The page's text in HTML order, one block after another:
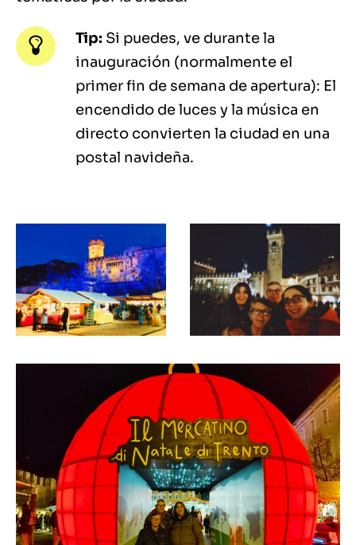
Tip: Si puedes, ve durante la
inauguración (normalmente el
primer fin de semana de apertura): El
encendido de luces y la música en
directo convierten la ciudad en una
postal navideña.